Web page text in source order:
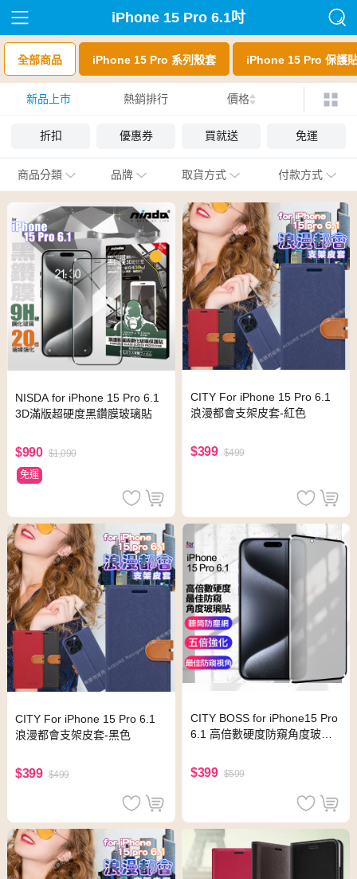
iPhone 15 Pro 6.1吋
全部商品 iPhone 15 Pro 系列殼套 iPhone 15 Pro 保護
新品上市 熱銷排行 價格
折扣 優惠券 買就送 免運
商品分類 品牌 取貨方式 付款方式
NISDA for iPhone 15 Pro 6.1
3D滿版超硬度黑鑽膜玻璃貼
$990 $1,090
免運
CITY For iPhone 15 Pro 6.1
浪漫都會支架皮套-紅色
$399 $499
CITY For iPhone 15 Pro 6.1
浪漫都會支架皮套-黑色
$399 $499
CITY BOSS for iPhone15 Pro
6.1 高倍數硬度防窺角度玻璃
$399 $599